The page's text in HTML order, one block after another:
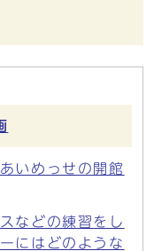
いめっせの開館
などの練習をし
にはどのような